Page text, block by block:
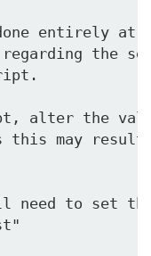
entirely at
the
alter the
may result
need to set